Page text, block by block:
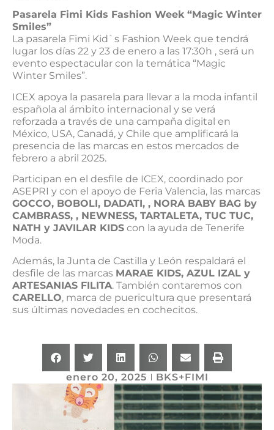
enero 20, 2025 BKS+FIMI
Pasarela Fimi Kids Fashion Week “Magic Winter
Smiles”
La pasarela Fimi Kid`s Fashion Week que tendrá
lugar los días 22 y 23 de enero a las 17:30h , será un
evento espectacular con la temática “Magic
Winter Smiles”.
ICEX apoya la pasarela para llevar a la moda infantil
española al ámbito internacional y se verá
reforzada a través de una campaña digital en
México, USA, Canadá, y Chile que amplificará la
presencia de las marcas en estos mercados de
febrero a abril 2025.
Participan en el desfile de ICEX, coordinado por
ASEPRI y con el apoyo de Feria Valencia, las marcas
GOCCO, BOBOLI, DADATI, , NORA BABY BAG by
CAMBRASS, , NEWNESS, TARTALETA, TUC TUC,
NATH y JAVILAR KIDS con la ayuda de Tenerife
Moda.
Además, la Junta de Castilla y León respaldará el
desfile de las marcas MARAE KIDS, AZUL IZAL y
ARTESANIAS FILITA. También contaremos con
CARELLO, marca de puericultura que presentará
sus últimas novedades en cochecitos.